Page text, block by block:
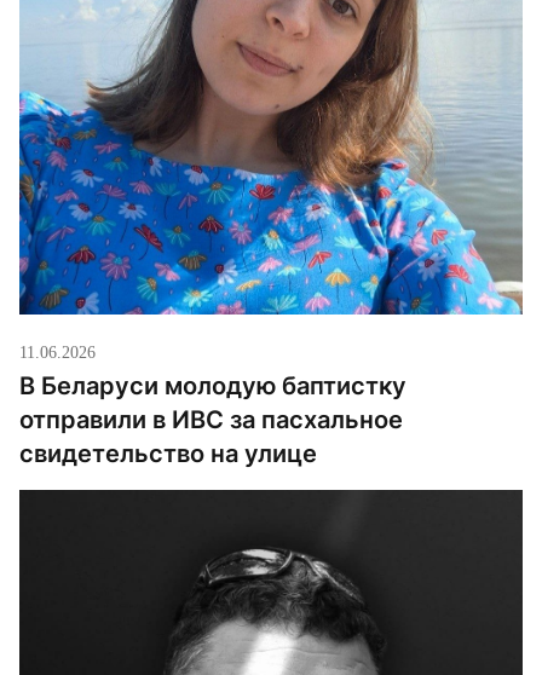
11.06.2026
В Беларуси молодую баптистку
отправили в ИВС за пасхальное
свидетельство на улице